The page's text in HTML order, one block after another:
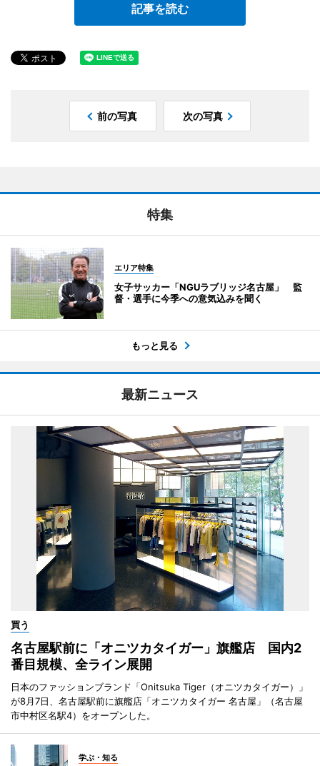
記事を読む
前の写真 次の写真
特集
エリア特集
女子サッカー「NGUラブリッジ名古屋」 監
督・選手に今季への意気込みを聞く
もっと見る
最新ニュース
買う
名古屋駅前に「オニツカタイガー」旗艦店 国内2
番目規模、全ライン展開
日本のファッションブランド「Onitsuka Tiger（オニツカタイガー）」
が8月7日、名古屋駅前に旗艦店「オニツカタイガー 名古屋」（名古屋
市中村区名駅4）をオープンした。
学ぶ・知る